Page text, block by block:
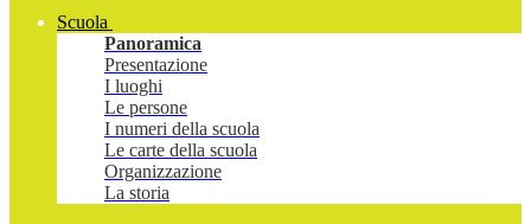
Scuola
Panoramica
Presentazione
I luoghi
Le persone
I numeri della scuola
Le carte della scuola
Organizzazione
La storia